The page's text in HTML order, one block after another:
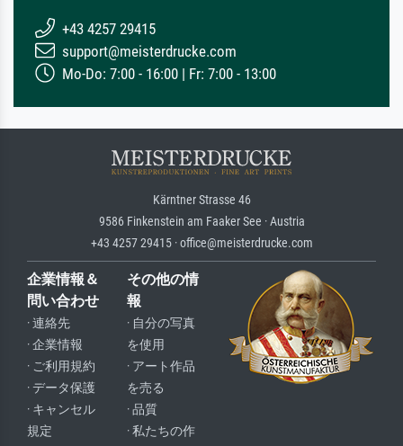
+43 4257 29415
support@meisterdrucke.com
Mo-Do: 7:00 - 16:00 | Fr: 7:00 - 13:00
Kärntner Strasse 46
9586 Finkenstein am Faaker See · Austria
+43 4257 29415 · office@meisterdrucke.com
企業情報＆
問い合わせ
· 連絡先
· 企業情報
· ご利用規約
· データ保護
· キャンセル
規定
その他の情
報
· 自分の写真
を使用
· アート作品
を売る
· 品質
· 私たちの作